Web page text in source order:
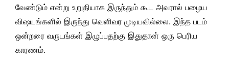
வேண்டும் என்று உறுதியாக இருந்தும் கூட அவரால் பழைய
விஷயங்களில் இருந்து வெளிவர முடியவில்லை. இந்த படம்
ஒன்றரை வருடங்கள் இழுப்பதற்கு இதுதான் ஒரு பெரிய
காரணம்.